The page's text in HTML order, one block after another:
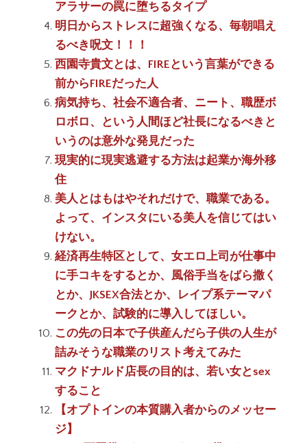
アラサーの罠に堕ちるタイプ
明日からストレスに超強くなる、毎朝唱え
るべき呪文！！！
西園寺貴文とは、FIREという言葉ができる
前からFIREだった人
病気持ち、社会不適合者、ニート、職歴ボ
ロボロ、という人間ほど社長になるべきと
いうのは意外な発見だった
現実的に現実逃避する方法は起業か海外移
住
美人とはもはやそれだけで、職業である。
よって、インスタにいる美人を信じてはい
けない。
経済再生特区として、女エロ上司が仕事中
に手コキをするとか、風俗手当をばら撒く
とか、JKSEX合法とか、レイプ系テーマパ
ークとか、試験的に導入してほしい。
この先の日本で子供産んだら子供の人生が
詰みそうな職業のリスト考えてみた
マクドナルド店長の目的は、若い女とsex
すること
【オプトインの本質購入者からのメッセー
ジ】